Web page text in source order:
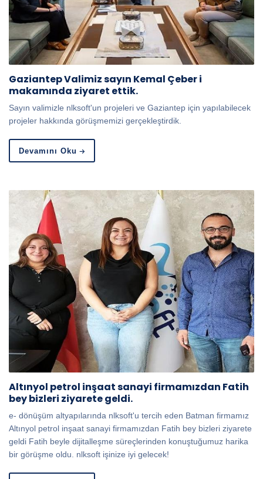
Gaziantep Valimiz sayın Kemal Çeber i
makamında ziyaret ettik.
Sayın valimizle nlksoft'un projeleri ve Gaziantep için yapılabilecek
projeler hakkında görüşmemizi gerçekleştirdik.
Devamını Oku
Altınyol petrol inşaat sanayi firmamızdan Fatih
bey bizleri ziyarete geldi.
e- dönüşüm altyapılarında nlksoft'u tercih eden Batman firmamız
Altınyol petrol inşaat sanayi firmamızdan Fatih bey bizleri ziyarete
geldi Fatih beyle dijitalleşme süreçlerinden konuştuğumuz harika
bir görüşme oldu. nlksoft işinize iyi gelecek!